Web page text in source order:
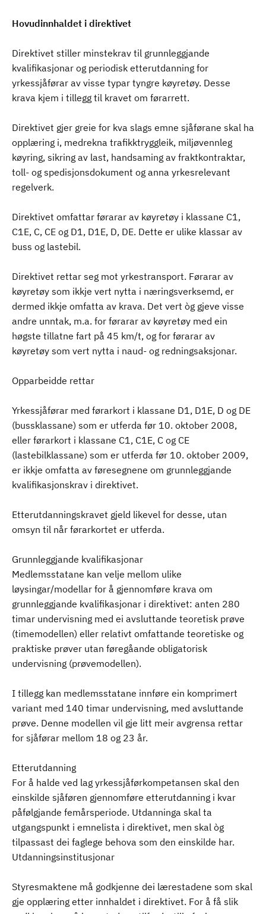
Hovudinnhaldet i direktivet
Direktivet stiller minstekrav til grunnleggjande
kvalifikasjonar og periodisk etterutdanning for
yrkessjåførar av visse typar tyngre køyretøy. Desse
krava kjem i tillegg til kravet om førarrett.
Direktivet gjer greie for kva slags emne sjåførane skal ha
opplæring i, medrekna trafikktryggleik, miljøvennleg
køyring, sikring av last, handsaming av fraktkontraktar,
toll- og spedisjonsdokument og anna yrkesrelevant
regelverk.
Direktivet omfattar førarar av køyretøy i klassane C1,
C1E, C, CE og D1, D1E, D, DE. Dette er ulike klassar av
buss og lastebil.
Direktivet rettar seg mot yrkestransport. Førarar av
køyretøy som ikkje vert nytta i næringsverksemd, er
dermed ikkje omfatta av krava. Det vert òg gjeve visse
andre unntak, m.a. for førarar av køyretøy med ein
høgste tillatne fart på 45 km/t, og for førarar av
køyretøy som vert nytta i naud- og redningsaksjonar.
Opparbeidde rettar
Yrkessjåførar med førarkort i klassane D1, D1E, D og DE
(bussklassane) som er utferda før 10. oktober 2008,
eller førarkort i klassane C1, C1E, C og CE
(lastebilklassane) som er utferda før 10. oktober 2009,
er ikkje omfatta av føresegnene om grunnleggjande
kvalifikasjonskrav i direktivet.
Etterutdanningskravet gjeld likevel for desse, utan
omsyn til når førarkortet er utferda.
Grunnleggjande kvalifikasjonar
Medlemsstatane kan velje mellom ulike
løysingar/modellar for å gjennomføre krava om
grunnleggjande kvalifikasjonar i direktivet: anten 280
timar undervisning med ei avsluttande teoretisk prøve
(timemodellen) eller relativt omfattande teoretiske og
praktiske prøver utan føregåande obligatorisk
undervisning (prøvemodellen).
I tillegg kan medlemsstatane innføre ein komprimert
variant med 140 timar undervisning, med avsluttande
prøve. Denne modellen vil gje litt meir avgrensa rettar
for sjåførar mellom 18 og 23 år.
Etterutdanning
For å halde ved lag yrkessjåførkompetansen skal den
einskilde sjåføren gjennomføre etterutdanning i kvar
påfølgjande femårsperiode. Utdanninga skal ta
utgangspunkt i emnelista i direktivet, men skal òg
tilpassast dei faglege behova som den einskilde har.
Utdanningsinstitusjonar
Styresmaktene må godkjenne dei lærestadene som skal
gje opplæring etter innhaldet i direktivet. For å få slik